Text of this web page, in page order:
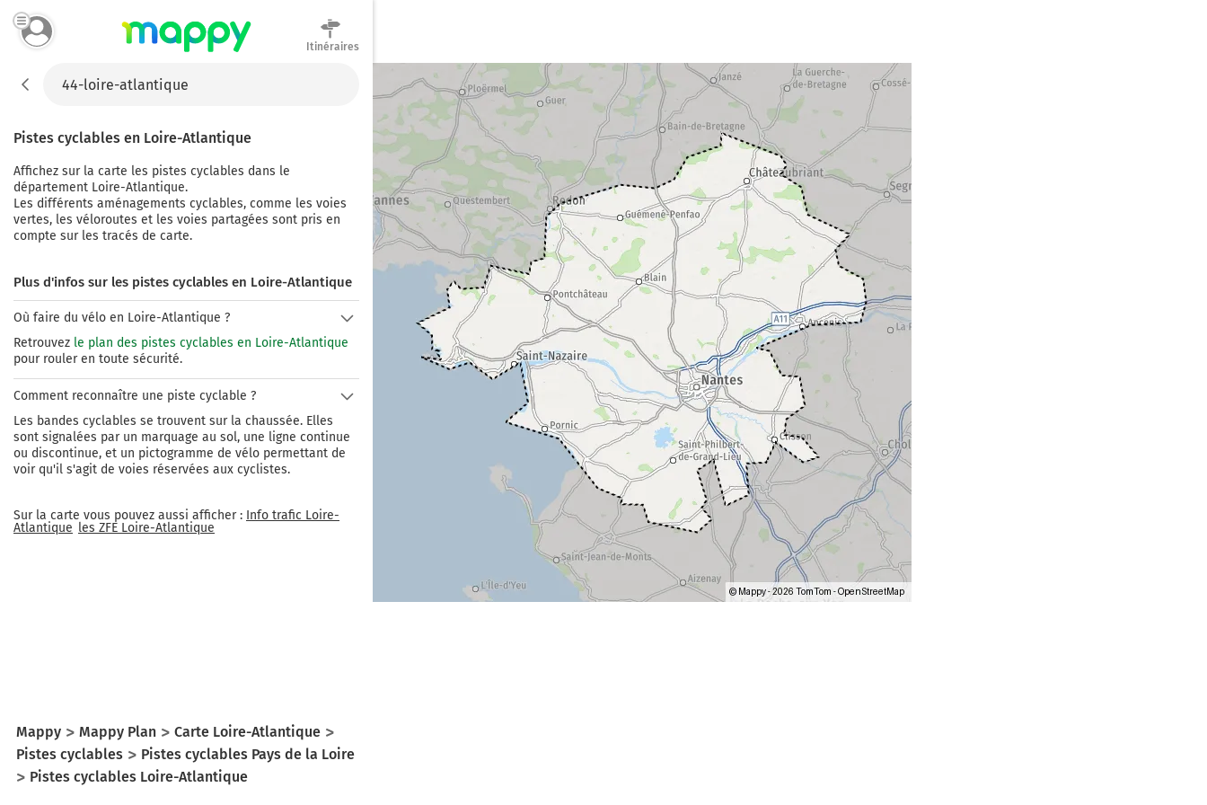
Itinéraires
Pistes cyclables en Loire-Atlantique
Affichez sur la carte les pistes cyclables dans le
département Loire-Atlantique.
Les différents aménagements cyclables, comme les voies
vertes, les véloroutes et les voies partagées sont pris en
compte sur les tracés de carte.
Plus d'infos sur les pistes cyclables en Loire-Atlantique
Où faire du vélo en Loire-Atlantique ?
Retrouvez le plan des pistes cyclables en Loire-Atlantique
pour rouler en toute sécurité.
Comment reconnaître une piste cyclable ?
Les bandes cyclables se trouvent sur la chaussée. Elles
sont signalées par un marquage au sol, une ligne continue
ou discontinue, et un pictogramme de vélo permettant de
voir qu'il s'agit de voies réservées aux cyclistes.
Sur la carte vous pouvez aussi afficher : Info trafic Loire-
Atlantique les ZFE Loire-Atlantique
Mappy Mappy Plan
Carte Loire-Atlantique
Pistes cyclables
Pistes cyclables Pays de la Loire
Pistes cyclables Loire-Atlantique